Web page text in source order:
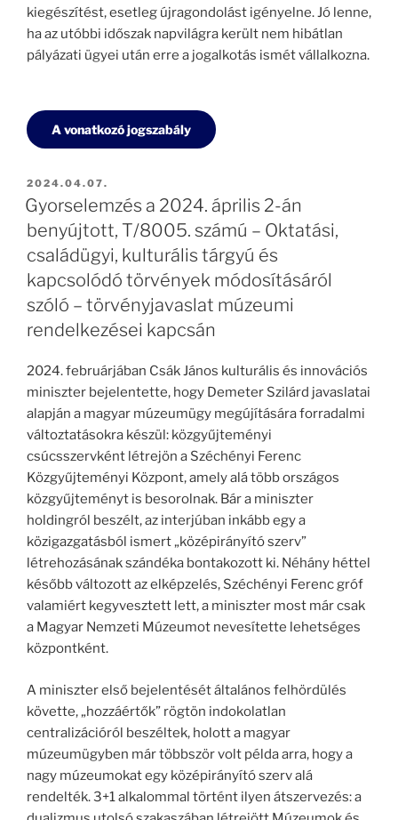
kiegészítést, esetleg újragondolást igényelne. Jó lenne,
ha az utóbbi időszak napvilágra került nem hibátlan
pályázati ügyei után erre a jogalkotás ismét vállalkozna.
A vonatkozó jogszabály
BEKÜLDVE:
2024.04.07.
Gyorselemzés a 2024. április 2-án
benyújtott, T/8005. számú – Oktatási,
családügyi, kulturális tárgyú és
kapcsolódó törvények módosításáról
szóló – törvényjavaslat múzeumi
rendelkezései kapcsán
2024. februárjában Csák János kulturális és innovációs
miniszter bejelentette, hogy Demeter Szilárd javaslatai
alapján a magyar múzeumügy megújítására forradalmi
változtatásokra készül: közgyűjteményi
csúcsszervként létrejön a Széchényi Ferenc
Közgyűjteményi Központ, amely alá több országos
közgyűjteményt is besorolnak. Bár a miniszter
holdingról beszélt, az interjúban inkább egy a
közigazgatásból ismert „középirányító szerv”
létrehozásának szándéka bontakozott ki. Néhány héttel
később változott az elképzelés, Széchényi Ferenc gróf
valamiért kegyvesztett lett, a miniszter most már csak
a Magyar Nemzeti Múzeumot nevesítette lehetséges
központként.
A miniszter első bejelentését általános felhördülés
követte, „hozzáértők” rögtön indokolatlan
centralizációról beszéltek, holott a magyar
múzeumügyben már többször volt példa arra, hogy a
nagy múzeumokat egy középirányító szerv alá
rendelték. 3+1 alkalommal történt ilyen átszervezés: a